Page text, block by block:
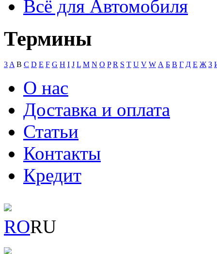
Всё для Автомобиля
Термины
3 A B C D E F G H I J L M N O P R S T U V W А Б В Г Д Е Ж З
О нас
Доставка и оплата
Статьи
Контакты
Кредит
RORU